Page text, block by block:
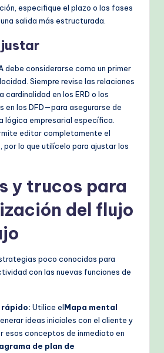
especifique el plazo o las fases
salida más estructurada.
debe considerarse como un primer
Siempre revise las relaciones
en los ERD o los
en los DFD—para asegurarse de
lógica empresarial específica.
editar completamente el
por lo que utilícelo para ajustar los
y trucos para
del flujo
poco conocidas para
con las nuevas funciones de
Utilice elMapa mental
ideas iniciales con el cliente y
esos conceptos de inmediato en
de plan de